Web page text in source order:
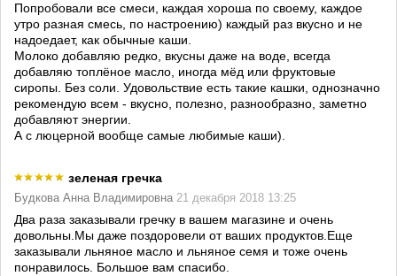
Попробовали все смеси, каждая хороша по своему, каждое
утро разная смесь, по настроению) каждый раз вкусно и не
надоедает, как обычные каши.
Молоко добавляю редко, вкусны даже на воде, всегда
добавляю топлёное масло, иногда мёд или фруктовые
сиропы. Без соли. Удовольствие есть такие кашки, однозначно
рекомендую всем - вкусно, полезно, разнообразно, заметно
добавляют энергии.
А с люцерной вообще самые любимые каши).
зеленая гречка
Будкова Анна Владимировна 21 декабря 2018 13:25
Два раза заказывали гречку в вашем магазине и очень
довольны.Мы даже поздоровели от ваших продуктов.Еще
заказывали льняное масло и льняное семя и тоже очень
понравилось. Большое вам спасибо.